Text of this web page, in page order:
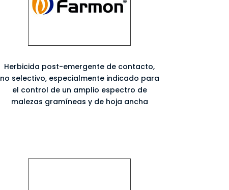
Herbicida post-emergente de contacto,
no selectivo, especialmente indicado para
el control de un amplio espectro de
malezas gramíneas y de hoja ancha